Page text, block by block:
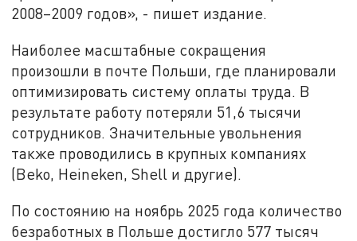
2008–2009 годов», - пишет издание.
Наиболее масштабные сокращения
произошли в почте Польши, где планировали
оптимизировать систему оплаты труда. В
результате работу потеряли 51,6 тысячи
сотрудников. Значительные увольнения
также проводились в крупных компаниях
(Beko, Heineken, Shell и другие).
По состоянию на ноябрь 2025 года количество
безработных в Польше достигло 577 тысяч